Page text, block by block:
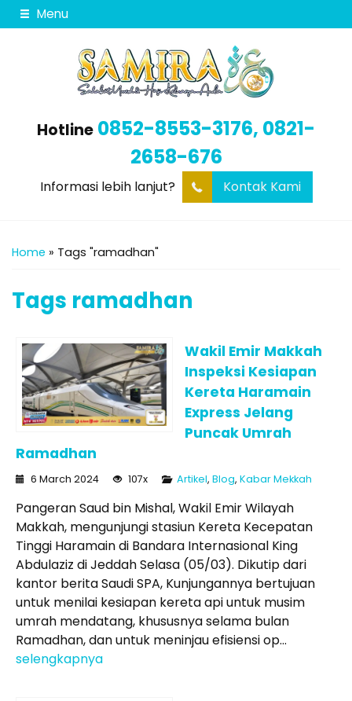
Menu
Hotline 0852-8553-3176, 0821-
2658-676
Informasi lebih lanjut? Kontak Kami
Home » Tags "ramadhan"
Tags ramadhan
Wakil Emir Makkah
Inspeksi Kesiapan
Kereta Haramain
Express Jelang
Puncak Umrah
Ramadhan
6 March 2024 107x Artikel, Blog, Kabar Mekkah
Pangeran Saud bin Mishal, Wakil Emir Wilayah
Makkah, mengunjungi stasiun Kereta Kecepatan
Tinggi Haramain di Bandara Internasional King
Abdulaziz di Jeddah Selasa (05/03). Dikutip dari
kantor berita Saudi SPA, Kunjungannya bertujuan
untuk menilai kesiapan kereta api untuk musim
umrah mendatang, khususnya selama bulan
Ramadhan, dan untuk meninjau efisiensi op...
selengkapnya